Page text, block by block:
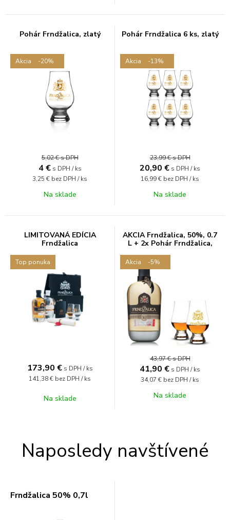
Pohár Frndžalica, zlatý
Akcia -20%
5,02 €s DPH
4 € s DPH / ks
3,25 € bez DPH / ks
Na sklade
Pohár Frndžalica 6 ks, zlatý
Akcia -13%
23,99 €s DPH
20,90 € s DPH / ks
16,99 € bez DPH / ks
Na sklade
LIMITOVANÁ EDÍCIA
Frndžalica
Top ponuka
173,90 € s DPH / ks
141,38 € bez DPH / ks
Na sklade
AKCIA Frndžalica, 50%, 0.7
L + 2x Pohár Frndžalica,
Akcia -5%
43,97 €s DPH
41,90 € s DPH / ks
34,07 € bez DPH / ks
Na sklade
Naposledy navštívené
Frndžalica 50% 0,7l